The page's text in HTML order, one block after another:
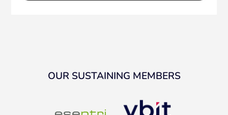
OUR SUSTAINING MEMBERS